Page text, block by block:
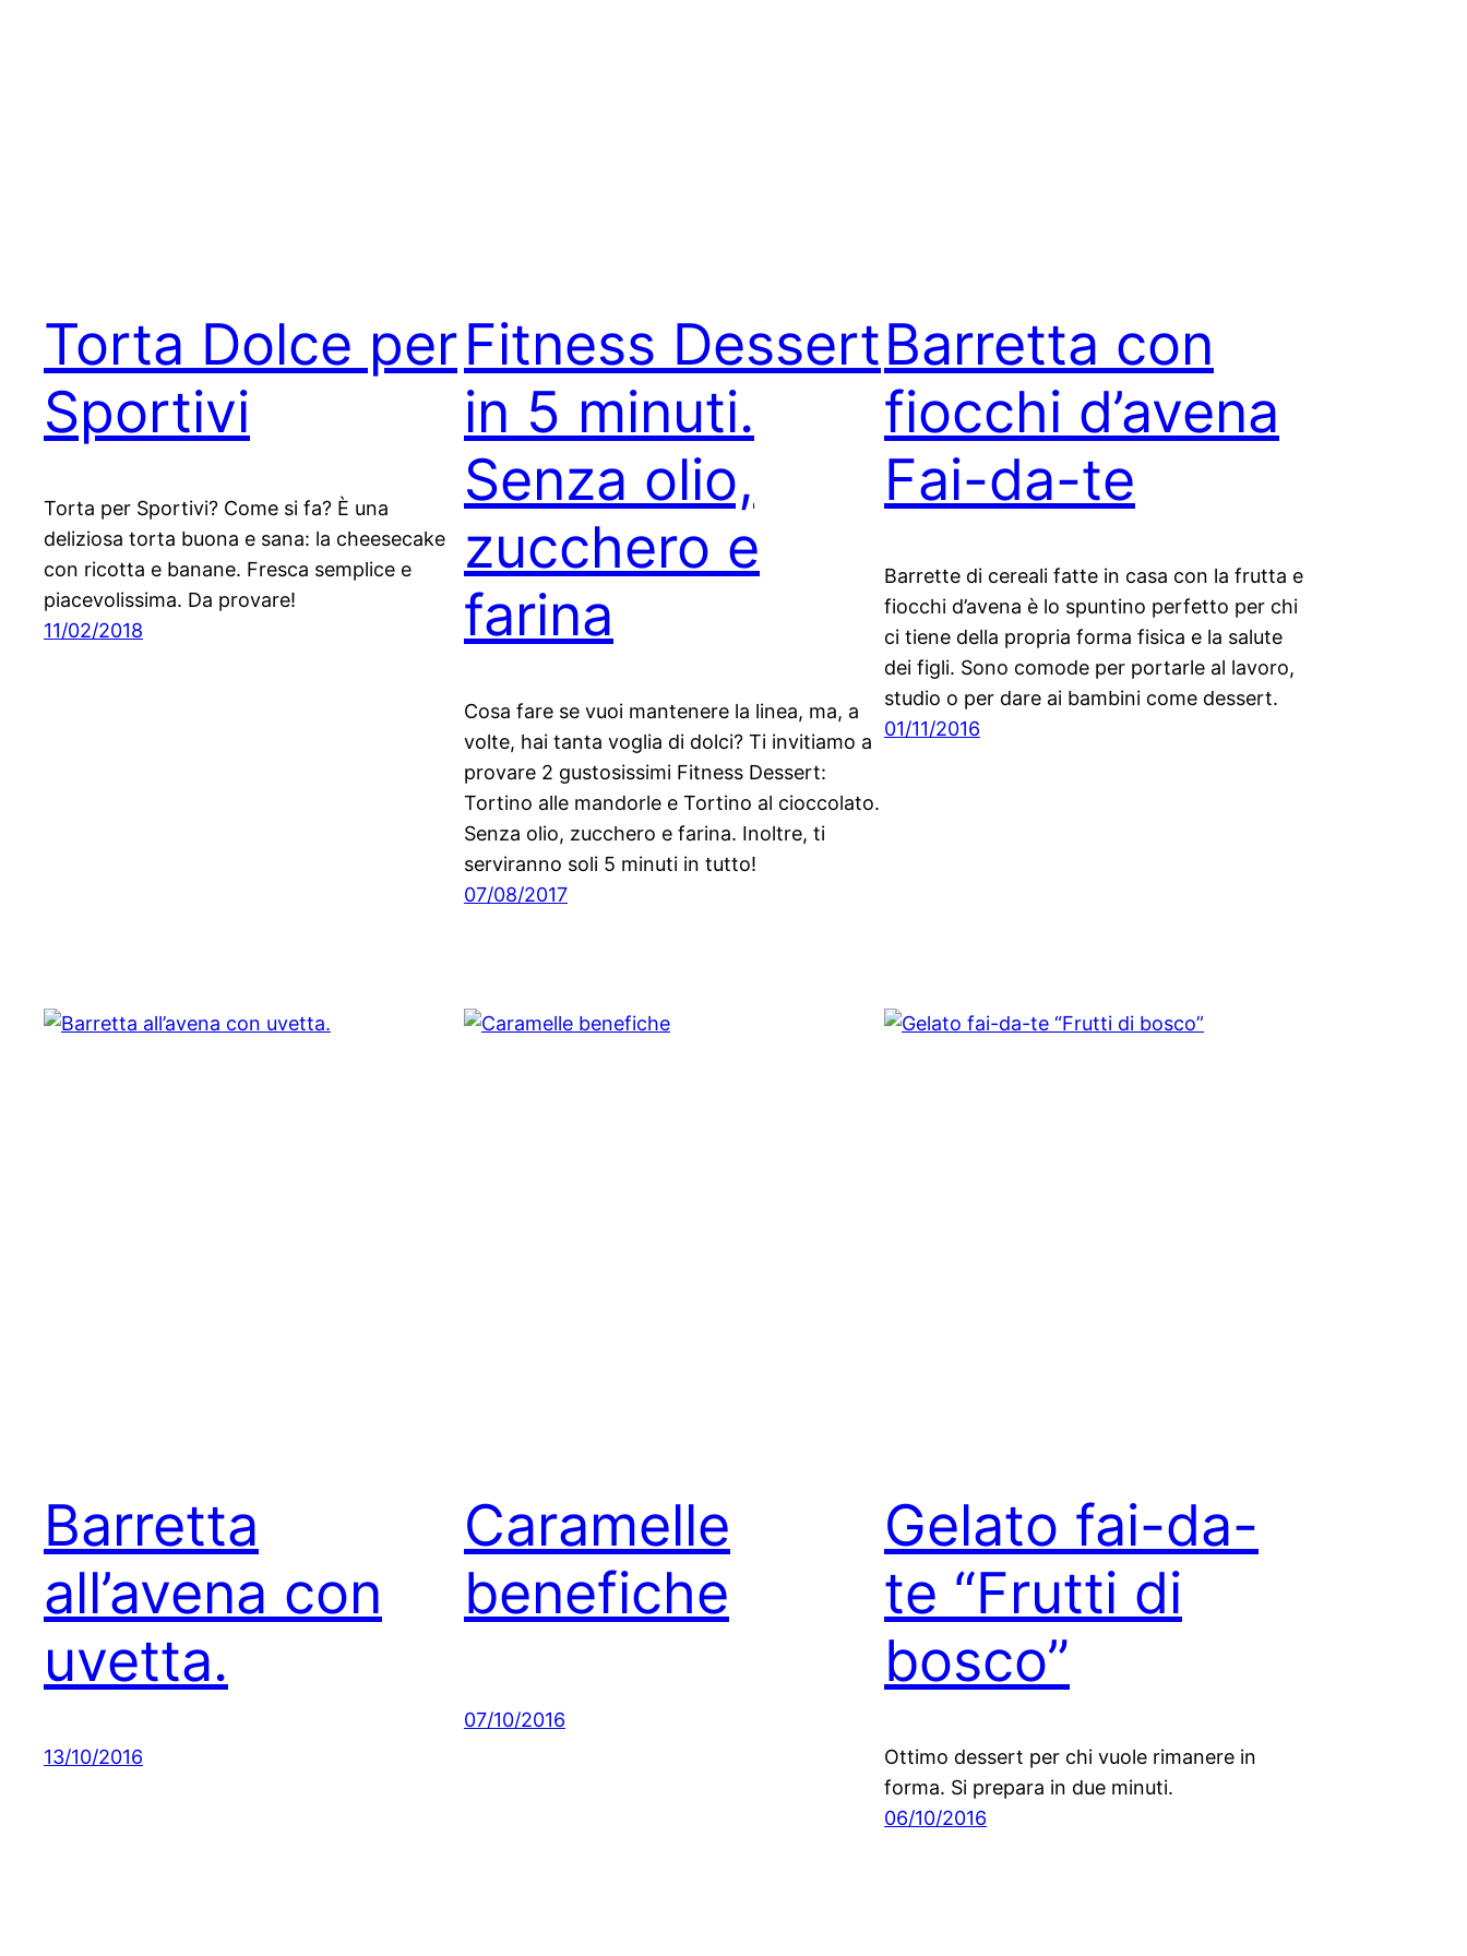
Torta Dolce per
Sportivi
Torta per Sportivi? Come si fa? È una
deliziosa torta buona e sana: la cheesecake
con ricotta e banane. Fresca semplice e
piacevolissima. Da provare!
11/02/2018
Fitness Dessert
in 5 minuti.
Senza olio,
zucchero e
farina
Cosa fare se vuoi mantenere la linea, ma, a
volte, hai tanta voglia di dolci? Ti invitiamo a
provare 2 gustosissimi Fitness Dessert:
Tortino alle mandorle e Tortino al cioccolato.
Senza olio, zucchero e farina. Inoltre, ti
serviranno soli 5 minuti in tutto!
07/08/2017
Barretta con
fiocchi d’avena
Fai-da-te
Barrette di cereali fatte in casa con la frutta e
fiocchi d’avena è lo spuntino perfetto per chi
ci tiene della propria forma fisica e la salute
dei figli. Sono comode per portarle al lavoro,
studio o per dare ai bambini come dessert.
01/11/2016
Barretta
all’avena con
uvetta.
13/10/2016
Caramelle
benefiche
07/10/2016
Gelato fai-da-
te “Frutti di
bosco”
Ottimo dessert per chi vuole rimanere in
forma. Si prepara in due minuti.
06/10/2016